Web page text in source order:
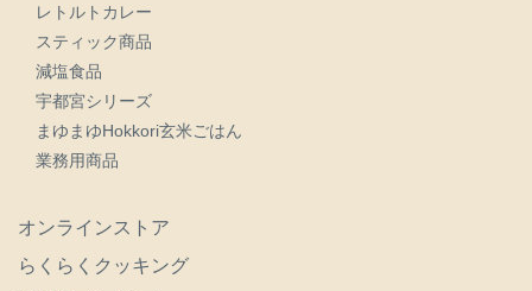
レトルトカレー
スティック商品
減塩食品
宇都宮シリーズ
まゆまゆHokkori玄米ごはん
業務用商品
オンラインストア
らくらくクッキング